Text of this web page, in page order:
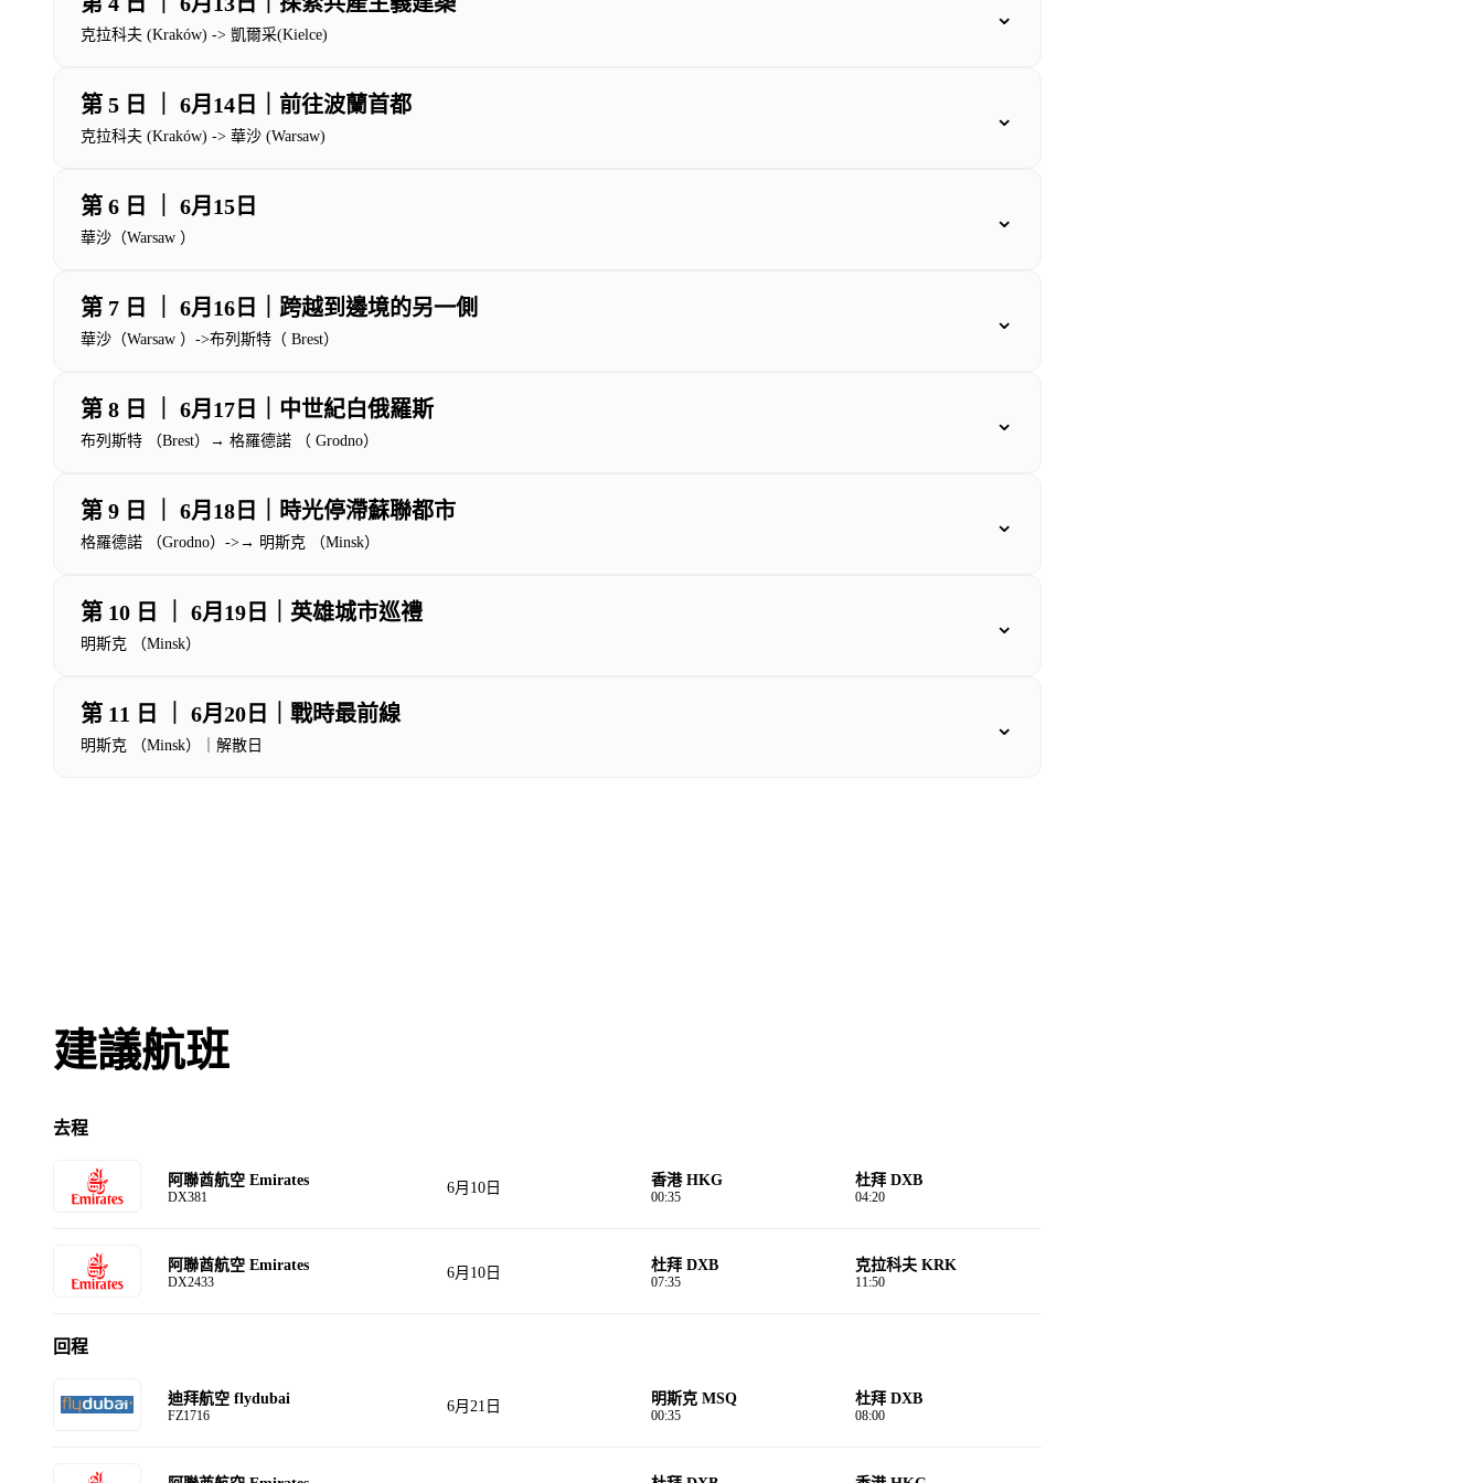
克拉科夫 (Kraków) -> 凱爾采(Kielce)
⌄
第 5 日 ｜ 6月14日｜前往波蘭首都
克拉科夫 (Kraków) -> 華沙 (Warsaw)
⌄
第 6 日 ｜ 6月15日
華沙（Warsaw ）
⌄
第 7 日 ｜ 6月16日｜跨越到邊境的另一側
華沙（Warsaw ）->布列斯特（ Brest）
⌄
第 8 日 ｜ 6月17日｜中世紀白俄羅斯
布列斯特 （Brest）→ 格羅德諾 （ Grodno）
⌄
第 9 日 ｜ 6月18日｜時光停滯蘇聯都市
格羅德諾 （Grodno）->→ 明斯克 （Minsk）
⌄
第 10 日 ｜ 6月19日｜英雄城市巡禮
明斯克 （Minsk）
⌄
第 11 日 ｜ 6月20日｜戰時最前線
明斯克 （Minsk）｜解散日
⌄
建議航班
去程
阿聯酋航空 Emirates
DX381
6月10日 香港 HKG
00:35
杜拜 DXB
04:20
阿聯酋航空 Emirates
DX2433
6月10日 杜拜 DXB
07:35
克拉科夫 KRK
11:50
回程
迪拜航空 flydubai
FZ1716
6月21日 明斯克 MSQ
00:35
杜拜 DXB
08:00